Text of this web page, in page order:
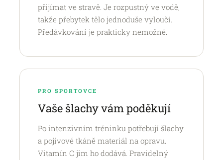
přijímat ve stravě. Je rozpustný ve vodě,
takže přebytek tělo jednoduše vyloučí.
Předávkování je prakticky nemožné.
PRO SPORTOVCE
Vaše šlachy vám poděkují
Po intenzivním tréninku potřebují šlachy
a pojivové tkáně materiál na opravu.
Vitamín C jim ho dodává. Pravidelný